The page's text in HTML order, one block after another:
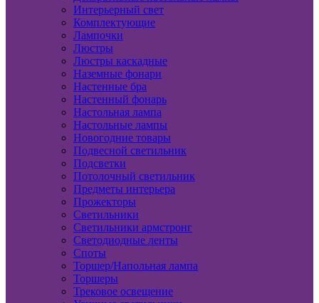
Интерьерный свет
Комплектующие
Лампочки
Люстры
Люстры каскадные
Наземные фонари
Настенные бра
Настенный фонарь
Настольная лампа
Настольные лампы
Новогодние товары
Подвесной светильник
Подсветки
Потолочный светильник
Предметы интерьера
Прожекторы
Светильники
Светильники армстронг
Светодиодные ленты
Споты
Торшер/Напольная лампа
Торшеры
Трековое освещение